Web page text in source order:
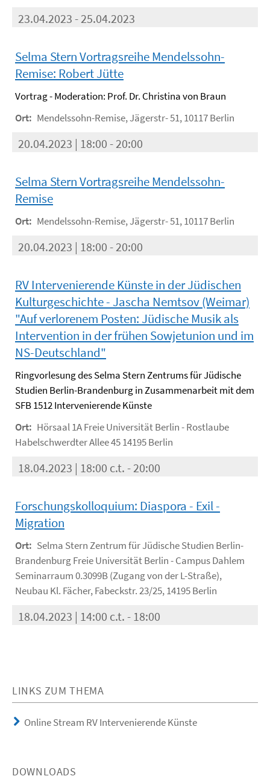
23.04.2023 - 25.04.2023
Selma Stern Vortragsreihe Mendelssohn-
Remise: Robert Jütte
Vortrag - Moderation: Prof. Dr. Christina von Braun
Ort: Mendelssohn-Remise, Jägerstr- 51, 10117 Berlin
20.04.2023 | 18:00 - 20:00
Selma Stern Vortragsreihe Mendelssohn-
Remise
Ort: Mendelssohn-Remise, Jägerstr- 51, 10117 Berlin
20.04.2023 | 18:00 - 20:00
RV Intervenierende Künste in der Jüdischen
Kulturgeschichte - Jascha Nemtsov (Weimar)
"Auf verlorenem Posten: Jüdische Musik als
Intervention in der frühen Sowjetunion und im
NS-Deutschland"
Ringvorlesung des Selma Stern Zentrums für Jüdische
Studien Berlin-Brandenburg in Zusammenarbeit mit dem
SFB 1512 Intervenierende Künste
Ort: Hörsaal 1A Freie Universität Berlin - Rostlaube
Habelschwerdter Allee 45 14195 Berlin
18.04.2023 | 18:00 c.t. - 20:00
Forschungskolloquium: Diaspora - Exil -
Migration
Ort: Selma Stern Zentrum für Jüdische Studien Berlin-
Brandenburg Freie Universität Berlin - Campus Dahlem
Seminarraum 0.3099B (Zugang von der L-Straße),
Neubau Kl. Fächer, Fabeckstr. 23/25, 14195 Berlin
18.04.2023 | 14:00 c.t. - 18:00
LINKS ZUM THEMA
Online Stream RV Intervenierende Künste
DOWNLOADS